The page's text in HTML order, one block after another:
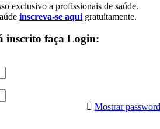
exclusivo a profissionais de saúde.
inscreva-se aqui gratuitamente.
inscrito faça Login:
Mostrar password